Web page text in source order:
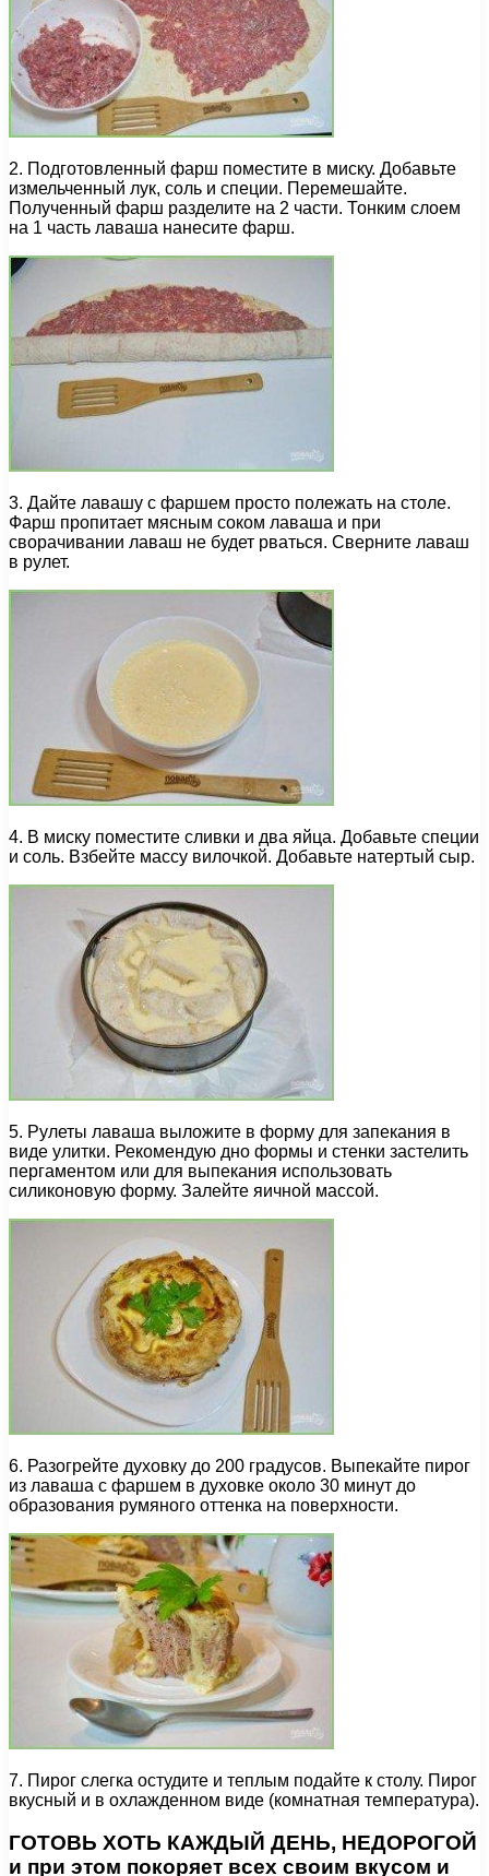
2. Подготовленный фарш поместите в миску. Добавьте
измельченный лук, соль и специи. Перемешайте.
Полученный фарш разделите на 2 части. Тонким слоем
на 1 часть лаваша нанесите фарш.
3. Дайте лавашу с фаршем просто полежать на столе.
Фарш пропитает мясным соком лаваша и при
сворачивании лаваш не будет рваться. Сверните лаваш
в рулет.
4. В миску поместите сливки и два яйца. Добавьте специи
и соль. Взбейте массу вилочкой. Добавьте натертый сыр.
5. Рулеты лаваша выложите в форму для запекания в
виде улитки. Рекомендую дно формы и стенки застелить
пергаментом или для выпекания использовать
силиконовую форму. Залейте яичной массой.
6. Разогрейте духовку до 200 градусов. Выпекайте пирог
из лаваша с фаршем в духовке около 30 минут до
образования румяного оттенка на поверхности.
7. Пирог слегка остудите и теплым подайте к столу. Пирог
вкусный и в охлажденном виде (комнатная температура).
ГОТОВЬ ХОТЬ КАЖДЫЙ ДЕНЬ, НЕДОРОГОЙ
и при этом покоряет всех своим вкусом и